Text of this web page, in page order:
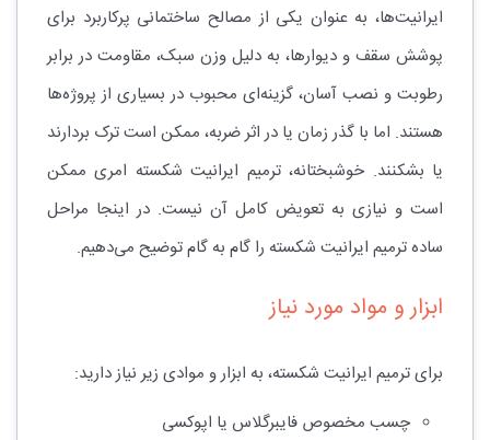
ایرانیت‌ها، به عنوان یکی از مصالح ساختمانی پرکاربرد برای
پوشش سقف و دیوارها، به دلیل وزن سبک، مقاومت در برابر
رطوبت و نصب آسان، گزینه‌ای محبوب در بسیاری از پروژه‌ها
هستند. اما با گذر زمان یا در اثر ضربه، ممکن است ترک بردارند
یا بشکنند. خوشبختانه، ترمیم ایرانیت شکسته امری ممکن
است و نیازی به تعویض کامل آن نیست. در اینجا مراحل
ساده ترمیم ایرانیت شکسته را گام به گام توضیح می‌دهیم.
ابزار و مواد مورد نیاز
برای ترمیم ایرانیت شکسته، به ابزار و موادی زیر نیاز دارید:
چسب مخصوص فایبرگلاس یا اپوکسی